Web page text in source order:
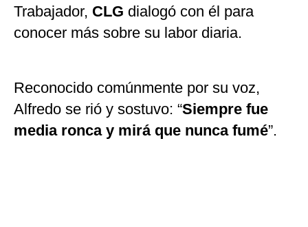
Trabajador, CLG dialogó con él para
conocer más sobre su labor diaria.
Reconocido comúnmente por su voz,
Alfredo se rió y sostuvo: “Siempre fue
media ronca y mirá que nunca fumé”.